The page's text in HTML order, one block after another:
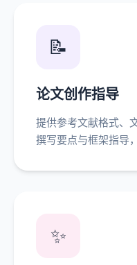
📝
论文创作指导
提供参考文献格式、
撰写要点与框架指导
✨